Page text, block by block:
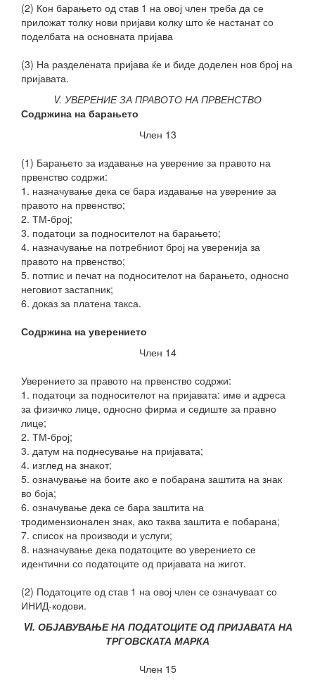
(2) Кон барањето од став 1 на овој член треба да се
приложат толку нови пријави колку што ќе настанат со
поделбата на основната пријава
(3) На разделената пријава ќе и биде доделен нов број на
пријавата.
V. УВЕРЕНИЕ ЗА ПРАВОТО НА ПРВЕНСТВО
Содржина на барањето
Член 13
(1) Барањето за издавање на уверение за правото на
првенство содржи:
1. назначување дека се бара издавање на уверение за
правото на првенство;
2. ТМ-број;
3. податоци за подносителот на барањето;
4. назначување на потребниот број на уверенија за
правото на првенство;
5. потпис и печат на подносителот на барањето, односно
неговиот застапник;
6. доказ за платена такса.
Содржина на уверението
Член 14
Уверението за правото на првенство содржи:
1. податоци за подносителот на пријавата: име и адреса
за физичко лице, односно фирма и седиште за правно
лице;
2. ТМ-број;
3. датум на поднесување на пријавата;
4. изглед на знакот;
5. означување на боите ако е побарана заштита на знак
во боја;
6. означување дека се бара заштита на
тродимензионален знак, ако таква заштита е побарана;
7. список на производи и услуги;
8. назначување дека податоците во уверението се
идентични со податоците од пријавата на жигот.
(2) Податоците од став 1 на овој член се означуваат со
ИНИД-кодови.
VI. ОБЈАВУВАЊЕ НА ПОДАТОЦИТЕ ОД ПРИЈАВАТА НА
ТРГОВСКАТА МАРКА
Член 15